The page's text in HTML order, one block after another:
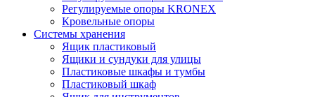
Регулируемые опоры KRONEX
Кровельные опоры
Системы хранения
Ящик пластиковый
Ящики и сундуки для улицы
Пластиковые шкафы и тумбы
Пластиковый шкаф